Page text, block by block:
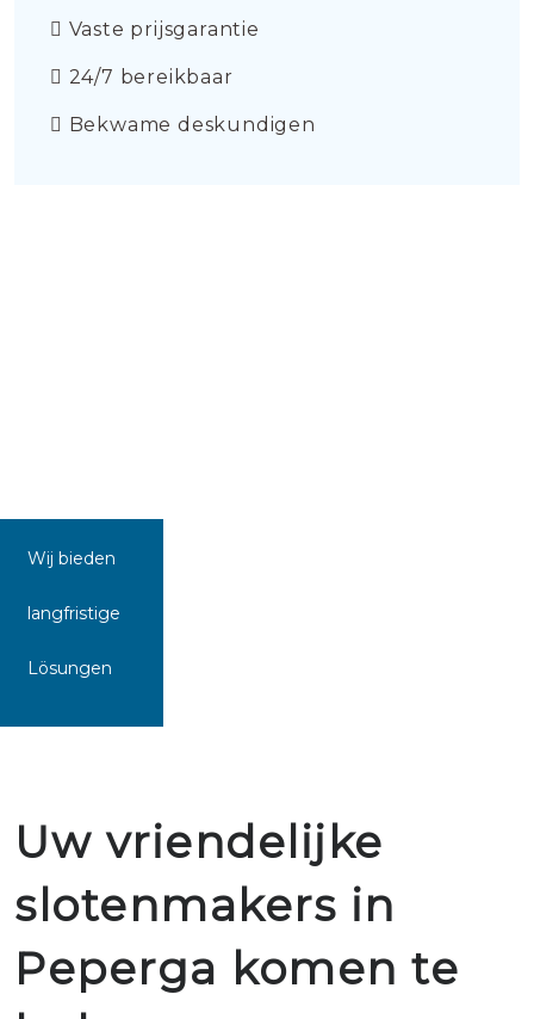
Vaste prijsgarantie
24/7 bereikbaar
Bekwame deskundigen
Wij bieden
langfristige
Lösungen
Uw vriendelijke
slotenmakers in
Peperga komen te